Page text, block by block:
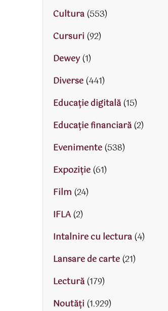
Cultura(553)
Cursuri (92)
Dewey(1)
Diverse(441)
Educaţie digitală(15)
Educaţie financiară(2)
Evenimente(538)
Expoziție(61)
Film (24)
IFLA(2)
Intalnire cu lectura(4)
Lansare de carte(21)
Lectură(179)
Noutăți (1.929)